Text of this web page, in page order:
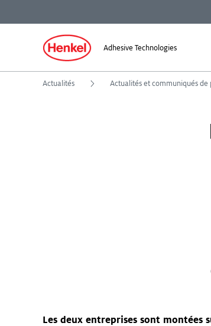
Adhesive Technologies
Actualités Actualités et communiqués de
Les deux entreprises sont montées